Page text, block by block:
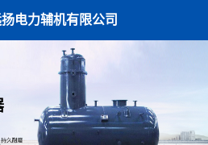
电力辅机有限公司